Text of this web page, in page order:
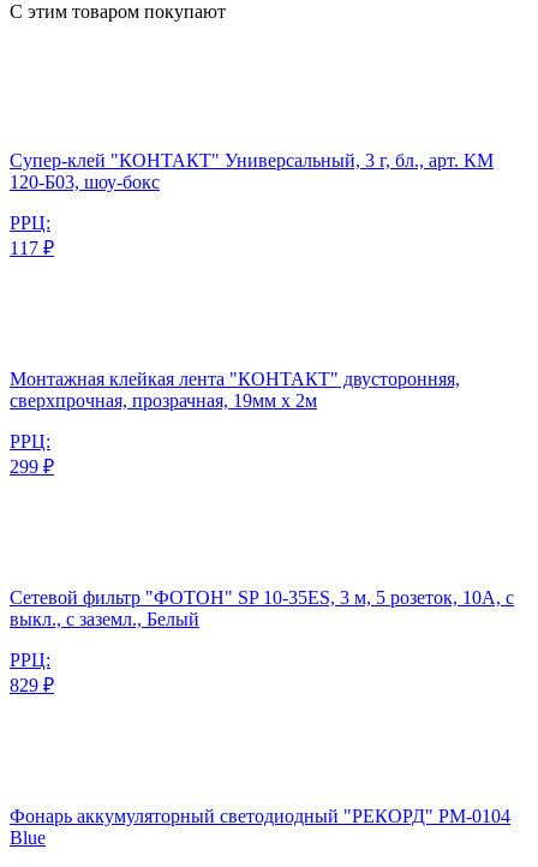
С этим товаром покупают
Супер-клей "КОНТАКТ" Универсальный, 3 г, бл., арт. КМ
120-Б03, шоу-бокс
РРЦ:
117 ₽
Монтажная клейкая лента "КОНТАКТ" двусторонняя,
сверхпрочная, прозрачная, 19мм х 2м
РРЦ:
299 ₽
Сетевой фильтр "ФОТОН" SP 10-35ES, 3 м, 5 розеток, 10А, с
выкл., с заземл., Белый
РРЦ:
829 ₽
Фонарь аккумуляторный светодиодный "РЕКОРД" РМ-0104
Blue